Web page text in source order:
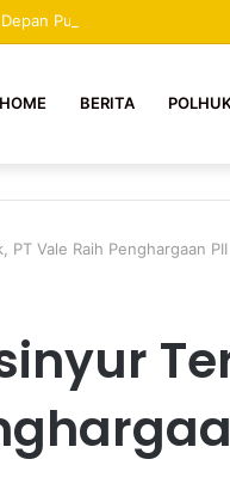
Depan Putra Putri Mekongga,
HOME BERITA
Vale Raih Penghargaan PII